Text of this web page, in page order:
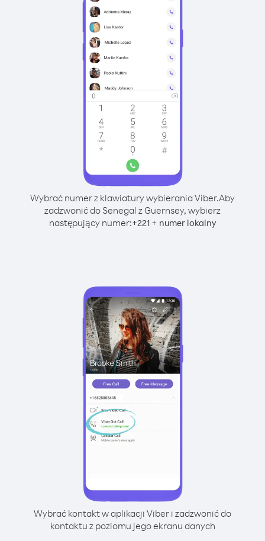
Wybrać numer z klawiatury wybierania Viber.Aby
zadzwonić do Senegal z Guernsey, wybierz
następujący numer:+221+ numer lokalny
Wybrać kontakt w aplikacji Viber i zadzwonić do
kontaktu z poziomu jego ekranu danych